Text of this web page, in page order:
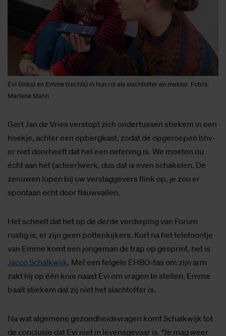
Evi (links) en Emme (rechts) in hun rol als slachtoffer en melder. Foto's:
Marlene Mahn
Gert Jan de Vries verstopt zich ondertussen stiekem in een
hoekje, achter een opbergkast, zodat de opgeroepen bhv-
er niet doorheeft dat het een oefening is. We moeten nu
écht aan het (acteer)werk, dus dat is even schakelen. De
zenuwen lopen bij uw verslaggevers flink op, je zou er
spontaan echt door flauwvallen.
Het scheelt dat het op de derde verdieping van Forum
rustig is, er zijn geen pottenkijkers. Kort na het telefoontje
van Emme komt een jongeman de trap op gesprint, het is
Jacco Schalkwijk. Met een felgele EHBO-tas om zijn arm
zakt hij op één knie naast Evi om vragen te stellen. Emme
baalt stiekem dat zij niet het slachtoffer is.
Na wat algemene gezondheidsvragen komt Schalkwijk tot
de conclusie dat Evi niet in levensgevaar is. “Je mag weer